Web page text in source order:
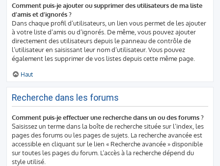
Comment puis-je ajouter ou supprimer des utilisateurs de ma liste
d’amis et d’ignorés ?
Dans chaque profil d’utilisateurs, un lien vous permet de les ajouter
à votre liste d’amis ou d’ignorés. De même, vous pouvez ajouter
directement des utilisateurs depuis le panneau de contrôle de
l’utilisateur en saisissant leur nom d’utilisateur. Vous pouvez
également les supprimer de vos listes depuis cette même page.
Haut
Recherche dans les forums
Comment puis-je effectuer une recherche dans un ou des forums ?
Saisissez un terme dans la boîte de recherche située sur l’index, les
pages des forums ou les pages de sujets. La recherche avancée est
accessible en cliquant sur le lien « Recherche avancée » disponible
sur toutes les pages du forum. L’accès à la recherche dépend du
style utilisé.